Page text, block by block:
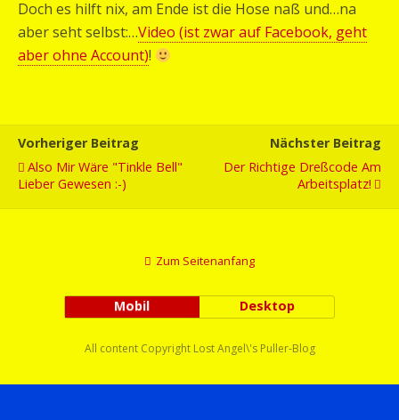
Doch es hilft nix, am Ende ist die Hose naß und…na
aber seht selbst:…Video (ist zwar auf Facebook, geht
aber ohne Account)!
Vorheriger Beitrag
Also Mir Wäre "Tinkle Bell"
Lieber Gewesen :-)
Nächster Beitrag
Der Richtige Dreßcode Am
Arbeitsplatz!
Zum Seitenanfang
Mobil Desktop
All content Copyright Lost Angel\'s Puller-Blog